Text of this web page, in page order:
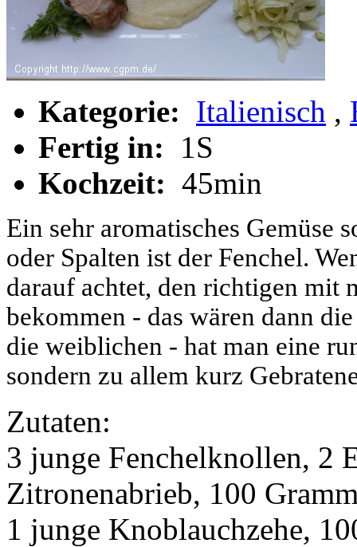
Kategorie: Italienisch ,
Fertig in:
1S
Kochzeit: 45min
Ein sehr aromatisches Gemüse
oder Spalten ist der Fenchel.
darauf achtet, den richtigen mit
bekommen - das wären dann
die weiblichen - hat man eine
sondern zu allem kurz
Zutaten:
3 junge Fenchelknollen, 2
Zitronenabrieb, 100
1 junge Knoblauchzehe,